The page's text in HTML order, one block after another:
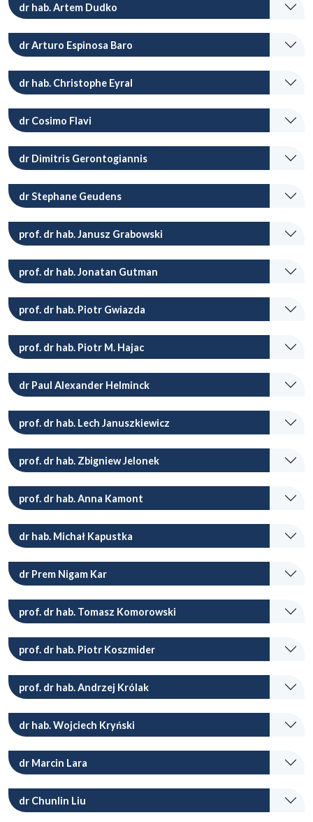
dr hab. Artem Dudko
dr Arturo Espinosa Baro
dr hab. Christophe Eyral
dr Cosimo Flavi
dr Dimitris Gerontogiannis
dr Stephane Geudens
prof. dr hab. Janusz Grabowski
prof. dr hab. Jonatan Gutman
prof. dr hab. Piotr Gwiazda
prof. dr hab. Piotr M. Hajac
dr Paul Alexander Helminck
prof. dr hab. Lech Januszkiewicz
prof. dr hab. Zbigniew Jelonek
prof. dr hab. Anna Kamont
dr hab. Michał Kapustka
dr Prem Nigam Kar
prof. dr hab. Tomasz Komorowski
prof. dr hab. Piotr Koszmider
prof. dr hab. Andrzej Królak
dr hab. Wojciech Kryński
dr Marcin Lara
dr Chunlin Liu